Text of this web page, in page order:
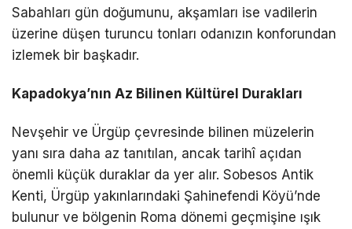
Sabahları gün doğumunu, akşamları ise vadilerin
üzerine düşen turuncu tonları odanızın konforundan
izlemek bir başkadır.
Kapadokya’nın Az Bilinen Kültürel Durakları
Nevşehir ve Ürgüp çevresinde bilinen müzelerin
yanı sıra daha az tanıtılan, ancak tarihî açıdan
önemli küçük duraklar da yer alır. Sobesos Antik
Kenti, Ürgüp yakınlarındaki Şahinefendi Köyü’nde
bulunur ve bölgenin Roma dönemi geçmişine ışık